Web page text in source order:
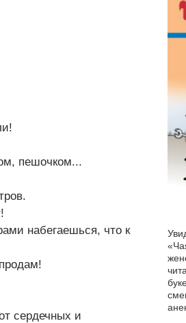
пешочком...
набегаешься, что к
сердечных и